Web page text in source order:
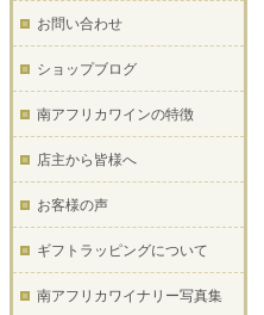
お問い合わせ
ショップブログ
南アフリカワインの特徴
店主から皆様へ
お客様の声
ギフトラッピングについて
南アフリカワイナリー写真集